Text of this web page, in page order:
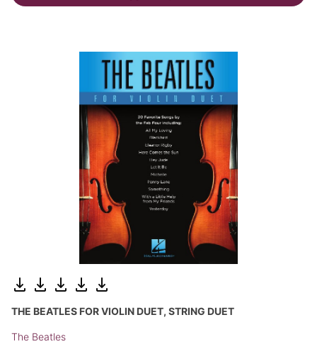
THE BEATLES FOR VIOLIN DUET, STRING DUET
The Beatles